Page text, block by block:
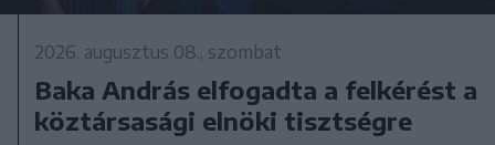
2026. augusztus 08., szombat
Baka András elfogadta a felkérést a
köztársasági elnöki tisztségre